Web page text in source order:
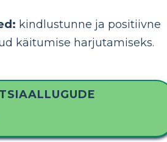
kindlustunne ja positiivne
käitumise harjutamiseks.